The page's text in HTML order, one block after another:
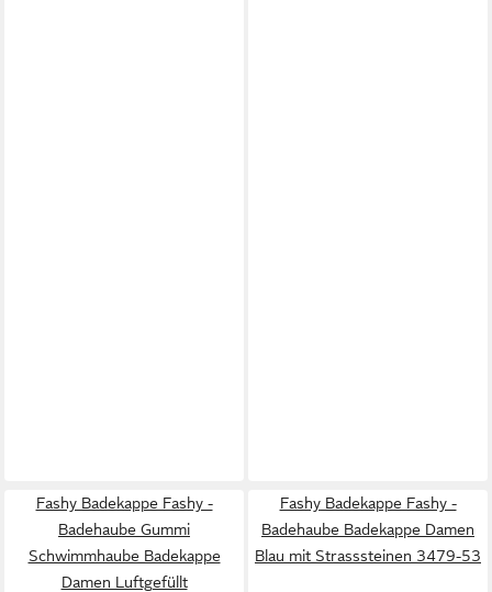
Fashy Badekappe Fashy -
Badehaube Gummi
Schwimmhaube Badekappe
Damen Luftgefüllt
Fashy Badekappe Fashy -
Badehaube Badekappe Damen
Blau mit Strasssteinen 3479-53